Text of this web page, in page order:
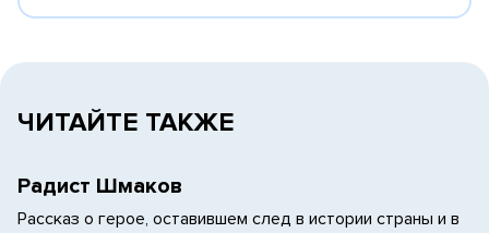
ЧИТАЙТЕ ТАКЖЕ
Радист Шмаков
Рассказ о герое, оставившем след в истории страны и в